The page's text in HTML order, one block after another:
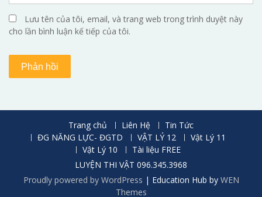
Lưu tên của tôi, email, và trang web trong trình duyệt này
cho lần bình luận kế tiếp của tôi.
Trang chủ Liên Hệ
Tin Tức
ĐG NĂNG LỰC- ĐGTD
VẬT LÝ 12
Vật Lý 11
Vật Lý 10
Tài liệu FREE
LUYỆN THI VẬT 096.345.3968
Proudly powered by WordPress | Education Hub by WEN
Themes